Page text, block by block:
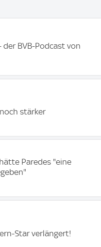
der BVB-Podcast von
stärker
Paredes "eine
Star verlängert!